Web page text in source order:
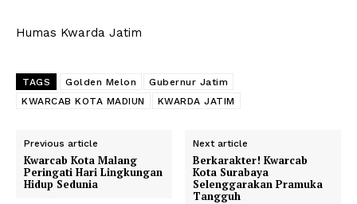
Humas Kwarda Jatim
TAGS Golden Melon
Gubernur Jatim
KWARCAB KOTA MADIUN
KWARDA JATIM
Previous article
Kwarcab Kota Malang
Peringati Hari Lingkungan
Hidup Sedunia
Next article
Berkarakter! Kwarcab
Kota Surabaya
Selenggarakan Pramuka
Tangguh